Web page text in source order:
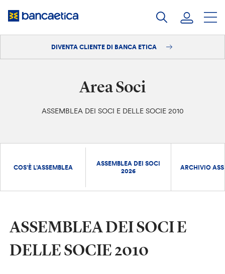
DIVENTA CLIENTE DI BANCA ETICA
Area Soci
ASSEMBLEA DEI SOCI E DELLE SOCIE 2010
COS’È L’ASSEMBLEA
ASSEMBLEA DEI SOCI
2026
ARCHIVIO
ASSEMBLEA DEI SOCI E
DELLE SOCIE 2010